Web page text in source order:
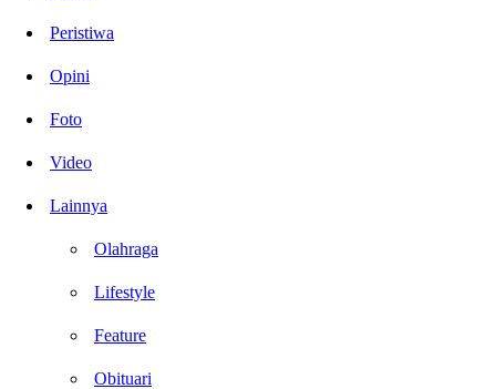
Peristiwa
Opini
Foto
Video
Lainnya
Olahraga
Lifestyle
Feature
Obituari